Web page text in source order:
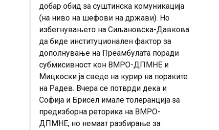
добар обид за суштинска комуникација
(на ниво на шефови на држави). Но
избегнувањето на Сиљановска-Давкова
да биде институционален фактор за
дополнување на Преамбулата поради
субмисивност кон ВМРО-ДПМНЕ и
Мицкоски ја сведе на курир на пораките
на Радев. Вчера се потврди дека и
Софија и Брисел имале толеранција за
предизборна реторика на ВМРО-
ДПМНЕ, но немаат разбирање за